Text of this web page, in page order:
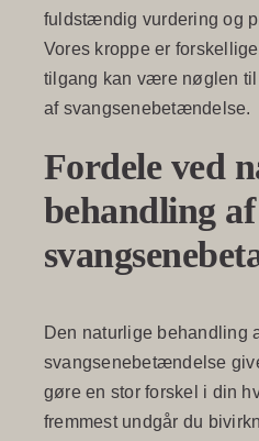
fuldstændig vurdering og
Vores kroppe er
tilgang kan være nøglen
af svangsenebetændelse.
Fordele ved
behandling af
Den naturlige behandling
svangsenebetændelse
gøre en stor forskel i din
fremmest undgår du